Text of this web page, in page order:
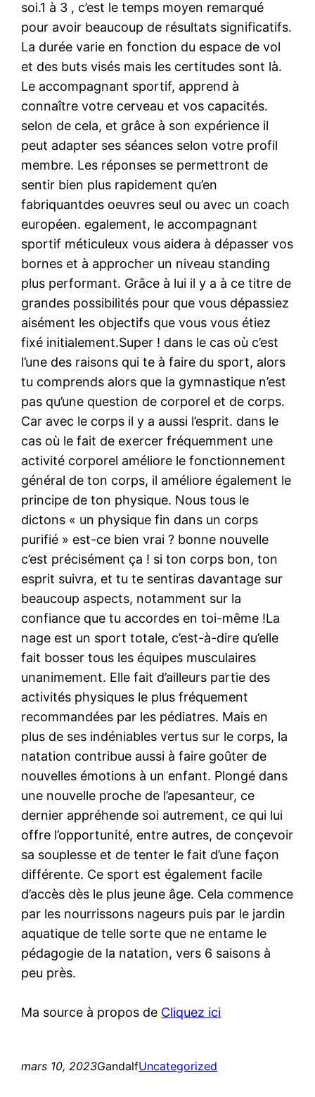
soi.1 à 3 , c’est le temps moyen remarqué
pour avoir beaucoup de résultats significatifs.
La durée varie en fonction du espace de vol
et des buts visés mais les certitudes sont là.
Le accompagnant sportif, apprend à
connaître votre cerveau et vos capacités.
selon de cela, et grâce à son expérience il
peut adapter ses séances selon votre profil
membre. Les réponses se permettront de
sentir bien plus rapidement qu’en
fabriquantdes oeuvres seul ou avec un coach
européen. egalement, le accompagnant
sportif méticuleux vous aidera à dépasser vos
bornes et à approcher un niveau standing
plus performant. Grâce à lui il y a à ce titre de
grandes possibilités pour que vous dépassiez
aisément les objectifs que vous vous étiez
fixé initialement.Super ! dans le cas où c’est
l’une des raisons qui te à faire du sport, alors
tu comprends alors que la gymnastique n’est
pas qu’une question de corporel et de corps.
Car avec le corps il y a aussi l’esprit. dans le
cas où le fait de exercer fréquemment une
activité corporel améliore le fonctionnement
général de ton corps, il améliore également le
principe de ton physique. Nous tous le
dictons « un physique fin dans un corps
purifié » est-ce bien vrai ? bonne nouvelle
c’est précisément ça ! si ton corps bon, ton
esprit suivra, et tu te sentiras davantage sur
beaucoup aspects, notamment sur la
confiance que tu accordes en toi-même !La
nage est un sport totale, c’est-à-dire qu’elle
fait bosser tous les équipes musculaires
unanimement. Elle fait d’ailleurs partie des
activités physiques le plus fréquement
recommandées par les pédiatres. Mais en
plus de ses indéniables vertus sur le corps, la
natation contribue aussi à faire goûter de
nouvelles émotions à un enfant. Plongé dans
une nouvelle proche de l’apesanteur, ce
dernier appréhende soi autrement, ce qui lui
offre l’opportunité, entre autres, de conçevoir
sa souplesse et de tenter le fait d’une façon
différente. Ce sport est également facile
d’accès dès le plus jeune âge. Cela commence
par les nourrissons nageurs puis par le jardin
aquatique de telle sorte que ne entame le
pédagogie de la natation, vers 6 saisons à
peu près.
Ma source à propos de Cliquez ici
mars 10, 2023GandalfUncategorized